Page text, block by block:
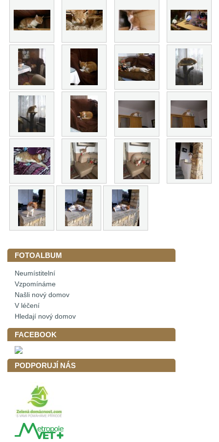
FOTOALBUM
Neumístitelní
Vzpomínáme
Našli nový domov
V léčení
Hledají nový domov
FACEBOOK
PODPORUJÍ NÁS